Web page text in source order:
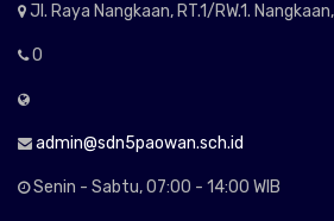
Jl. Raya Nangkaan, RT.1/RW.1.
0
admin@sdn5paowan.sch.id
Senin - Sabtu, 07:00 - 14:00 WIB